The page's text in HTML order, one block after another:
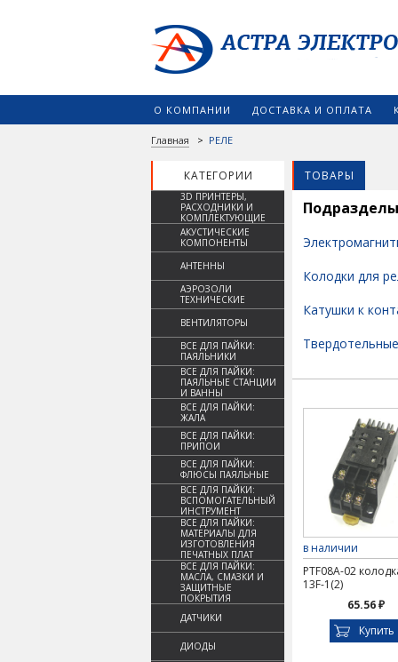
О КОМПАНИИ ДОСТАВКА И ОПЛАТА
Главная > РЕЛЕ
КАТЕГОРИИ ТОВАРЫ
3D ПРИНТЕРЫ,
РАСХОДНИКИ И
КОМПЛЕКТУЮЩИЕ
АКУСТИЧЕСКИЕ
КОМПОНЕНТЫ
АНТЕННЫ
АЭРОЗОЛИ
ТЕХНИЧЕСКИЕ
ВЕНТИЛЯТОРЫ
ВСЕ ДЛЯ ПАЙКИ:
ПАЯЛЬНИКИ
ВСЕ ДЛЯ ПАЙКИ:
ПАЯЛЬНЫЕ СТАНЦИИ
И ВАННЫ
ВСЕ ДЛЯ ПАЙКИ:
ЖАЛА
ВСЕ ДЛЯ ПАЙКИ:
ПРИПОИ
ВСЕ ДЛЯ ПАЙКИ:
ФЛЮСЫ ПАЯЛЬНЫЕ
ВСЕ ДЛЯ ПАЙКИ:
ВСПОМОГАТЕЛЬНЫЙ
ИНСТРУМЕНТ
ВСЕ ДЛЯ ПАЙКИ:
МАТЕРИАЛЫ ДЛЯ
ИЗГОТОВЛЕНИЯ
ПЕЧАТНЫХ ПЛАТ
ВСЕ ДЛЯ ПАЙКИ:
МАСЛА, СМАЗКИ И
ЗАЩИТНЫЕ
ПОКРЫТИЯ
ДАТЧИКИ
ДИОДЫ
Подразделы
Колодки для
Катушки к
в наличии
PTF08A-02
13F-1(2)
65.56 ₽
Купить